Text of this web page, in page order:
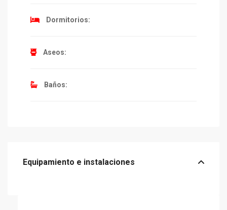
Dormitorios:
Aseos:
Baños:
Equipamiento e instalaciones